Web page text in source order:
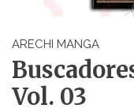
ARECHI MANGA
Vol. 03